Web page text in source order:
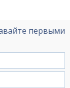
первыми